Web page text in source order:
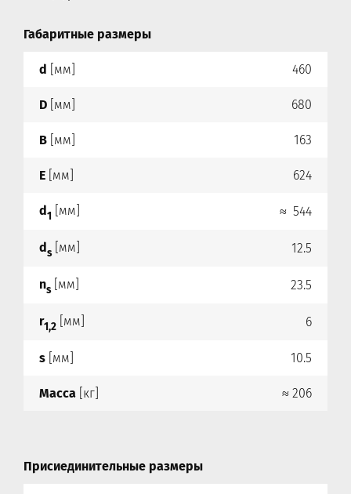
Габаритные размеры
d [мм] 460
D [мм] 680
B [мм] 163
E [мм] 624
d1 [мм] ≈ 544
ds [мм] 12.5
ns [мм] 23.5
r1,2 [мм] 6
s [мм] 10.5
Масса [кг] ≈ 206
Присиединительные размеры